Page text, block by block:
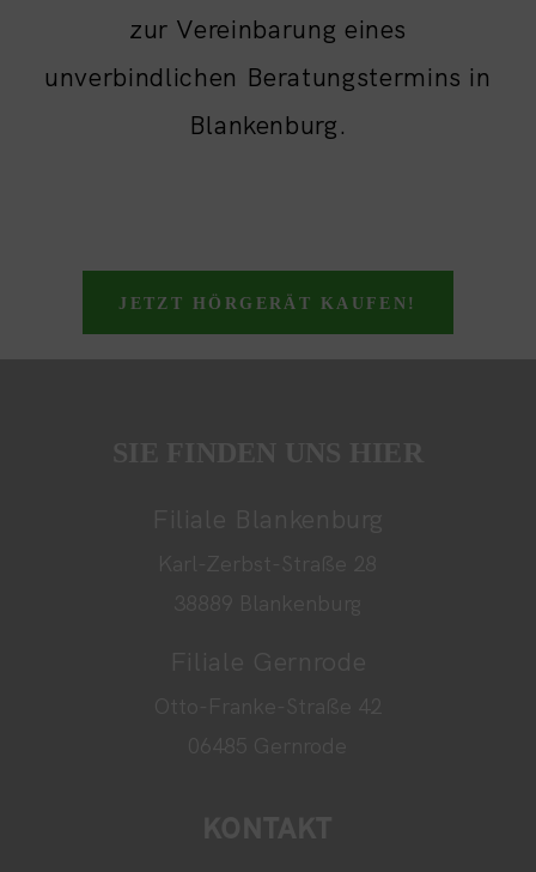
zur Vereinbarung eines
unverbindlichen Beratungstermins in
Blankenburg.
JETZT HÖRGERÄT KAUFEN!